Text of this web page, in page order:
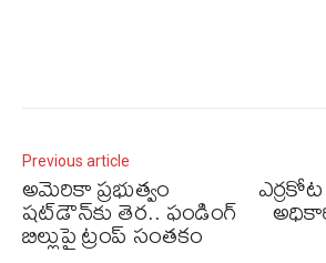
Previous article
అమెరికా ప్రభుత్వం
షట్‌డౌన్‌కు తెర.. ఫండింగ్‌
బిల్లుపై ట్రంప్‌ సంతకం